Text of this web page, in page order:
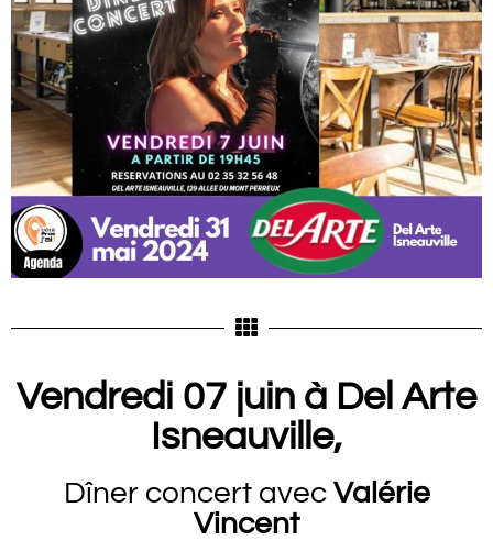
Vendredi 07 juin à Del Arte
Isneauville,
Dîner concert avec Valérie
Vincent